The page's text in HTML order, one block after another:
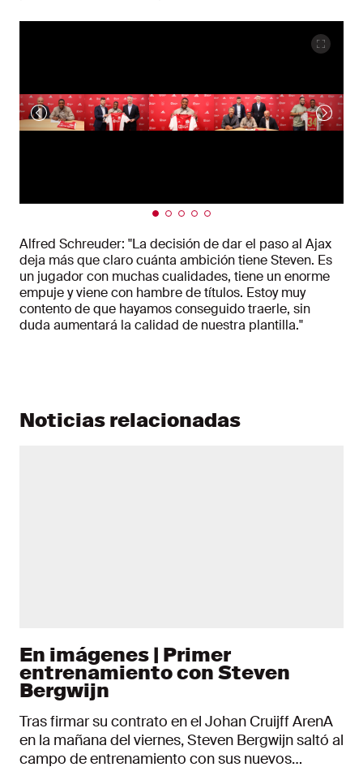
Alfred Schreuder: "La decisión de dar el paso al Ajax
deja más que claro cuánta ambición tiene Steven. Es
un jugador con muchas cualidades, tiene un enorme
empuje y viene con hambre de títulos. Estoy muy
contento de que hayamos conseguido traerle, sin
duda aumentará la calidad de nuestra plantilla."
Noticias relacionadas
En imágenes | Primer
entrenamiento con Steven
Bergwijn
Tras firmar su contrato en el Johan Cruijff ArenA
en la mañana del viernes, Steven Bergwijn saltó al
campo de entrenamiento con sus nuevos